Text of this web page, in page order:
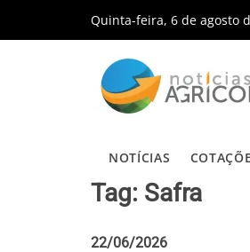
Quinta-feira, 6 de agosto
NOTÍCIAS
Tag: Safra
22/06/2026